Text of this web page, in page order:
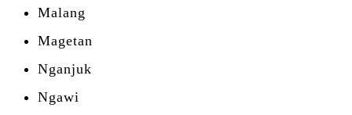
Malang
Magetan
Nganjuk
Ngawi